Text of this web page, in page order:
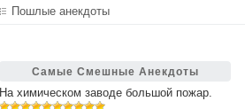
Пошлые анекдоты
Самые Смешные Анекдоты
На химическом заводе большой пожар.